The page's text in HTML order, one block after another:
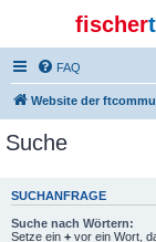
fischer
FAQ
Website der
Suche
SUCHANFRAGE
Suche nach Wörtern:
Setze ein + vor ein Wort,